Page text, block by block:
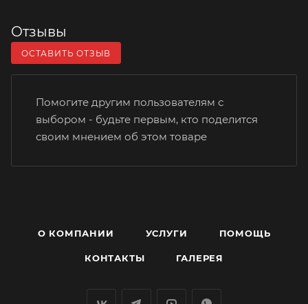
Отзывы
ОСТАВИТЬ ОТЗЫВ
Помогите другим пользователям с
выбором - будьте первым, кто поделится
своим мнением об этом товаре
О КОМПАНИИ УСЛУГИ ПОМОЩЬ
КОНТАКТЫ ГАЛЕРЕЯ